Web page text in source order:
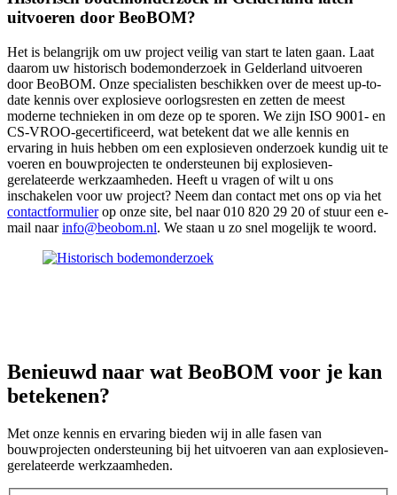
uitvoeren door BeoBOM?
Het is belangrijk om uw project veilig van start te laten gaan. Laat
daarom uw historisch bodemonderzoek in Gelderland uitvoeren
door BeoBOM. Onze specialisten beschikken over de meest up-to-
date kennis over explosieve oorlogsresten en zetten de meest
moderne technieken in om deze op te sporen. We zijn ISO 9001- en
CS-VROO-gecertificeerd, wat betekent dat we alle kennis en
ervaring in huis hebben om een explosieven onderzoek kundig uit te
voeren en bouwprojecten te ondersteunen bij explosieven-
gerelateerde werkzaamheden. Heeft u vragen of wilt u ons
inschakelen voor uw project? Neem dan contact met ons op via het
contactformulierop onze site, bel naar 010 820 29 20 of stuur een e-
mail naarinfo@beobom.nl. We staan u zo snel mogelijk te woord.
Benieuwd naar wat BeoBOM voor je kan
betekenen?
Met onze kennis en ervaring bieden wij in alle fasen van
bouwprojecten ondersteuning bij het uitvoeren van aan explosieven-
gerelateerde werkzaamheden.